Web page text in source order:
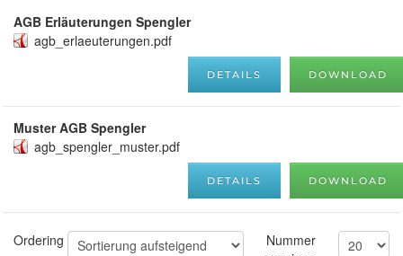
AGB Erläuterungen Spengler
agb_erlaeuterungen.pdf
DOWNLOAD
DETAILS
Muster AGB Spengler
agb_spengler_muster.pdf
DOWNLOAD
DETAILS
Ordering
Nummer